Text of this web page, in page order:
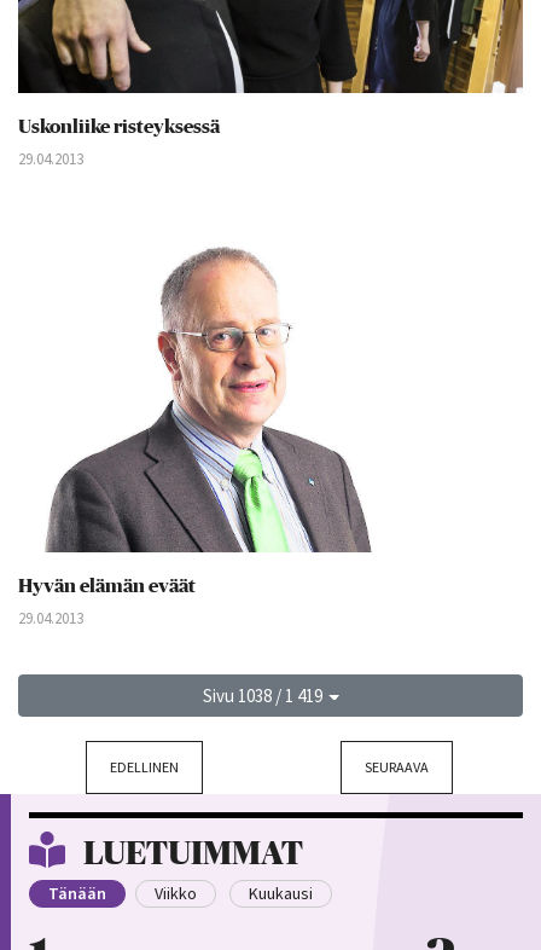
Uskonliike risteyksessä
29.04.2013
Hyvän elämän eväät
29.04.2013
Sivu 1038 / 1 419
EDELLINEN SEURAAVA
LUETUIMMAT
Tänään Viikko Kuukausi